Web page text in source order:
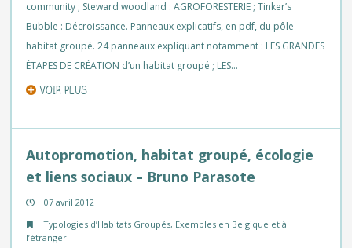
community ; Steward woodland : AGROFORESTERIE ; Tinker’s
Bubble : Décroissance. Panneaux explicatifs, en pdf, du pôle
habitat groupé. 24 panneaux expliquant notamment : LES GRANDES
ÉTAPES DE CRÉATION d’un habitat groupé ; LES…
VOIR PLUS
Autopromotion, habitat groupé, écologie
et liens sociaux – Bruno Parasote
07 avril 2012
Typologies d’Habitats Groupés, Exemples en Belgique et à
l’étranger